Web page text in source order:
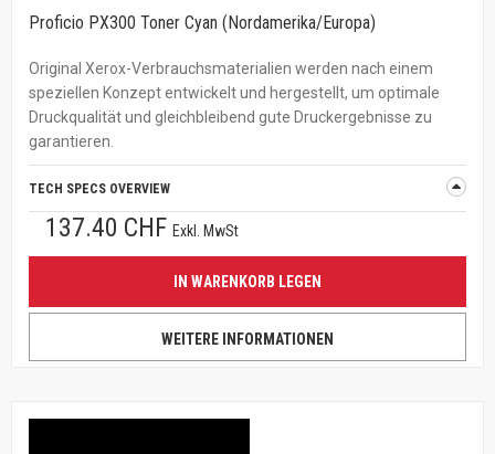
Proficio PX300 Toner Cyan (Nordamerika/Europa)
Original Xerox-Verbrauchsmaterialien werden nach einem
speziellen Konzept entwickelt und hergestellt, um optimale
Druckqualität und gleichbleibend gute Druckergebnisse zu
garantieren.
TECH SPECS OVERVIEW
137.40 CHF Exkl. MwSt
IN WARENKORB LEGEN
WEITERE INFORMATIONEN